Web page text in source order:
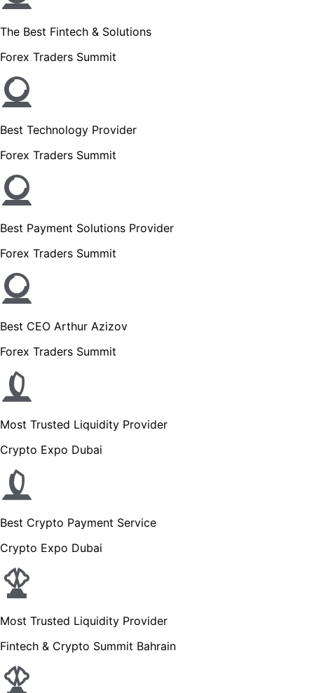
The Best Fintech & Solutions
Forex Traders Summit
Best Technology Provider
Forex Traders Summit
Best Payment Solutions Provider
Forex Traders Summit
Best CEO Arthur Azizov
Forex Traders Summit
Most Trusted Liquidity Provider
Crypto Expo Dubai
Best Crypto Payment Service
Crypto Expo Dubai
Most Trusted Liquidity Provider
Fintech & Crypto Summit Bahrain